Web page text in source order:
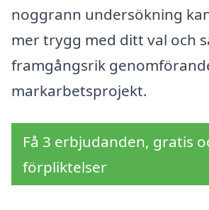
noggrann undersökning
mer trygg med ditt val och
framgångsrik
markarbetsprojekt.
Få 3 erbjudanden, gratis
förpliktelser